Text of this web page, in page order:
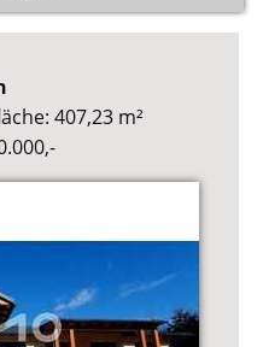
407,23 m²